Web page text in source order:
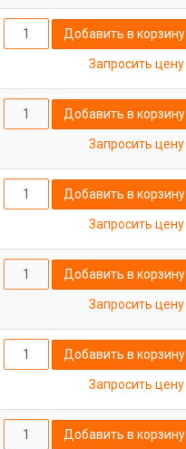
Добавить в корзину
Запросить цену
Добавить в корзину
Запросить цену
Добавить в корзину
Запросить цену
Добавить в корзину
Запросить цену
Добавить в корзину
Запросить цену
Добавить в корзину